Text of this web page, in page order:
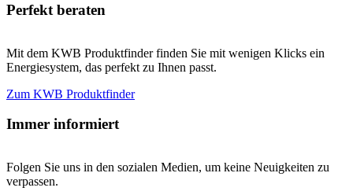
Perfekt beraten
Mit dem KWB Produktfinder finden Sie mit wenigen Klicks ein
Energiesystem, das perfekt zu Ihnen passt.
Zum KWB Produktfinder
Immer informiert
Folgen Sie uns in den sozialen Medien, um keine Neuigkeiten zu
verpassen.